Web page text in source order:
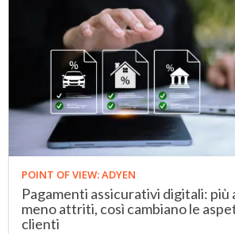
POINT OF VIEW: ADYEN
Pagamenti assicurativi digitali: più
meno attriti, così cambiano le
clienti